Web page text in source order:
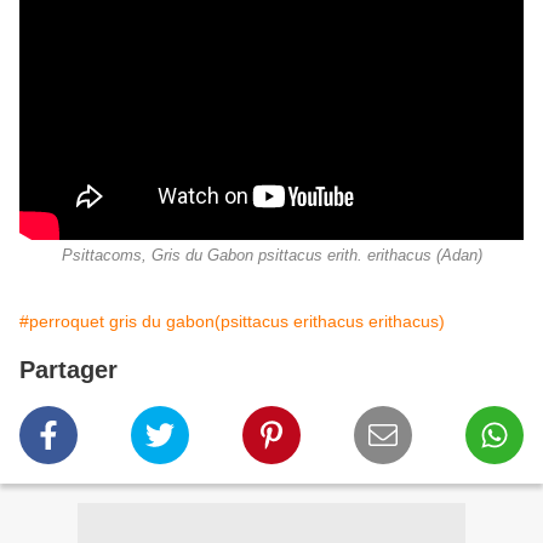
Psittacoms, Gris du Gabon psittacus erith. erithacus (Adan)
#perroquet gris du gabon(psittacus erithacus erithacus)
Partager